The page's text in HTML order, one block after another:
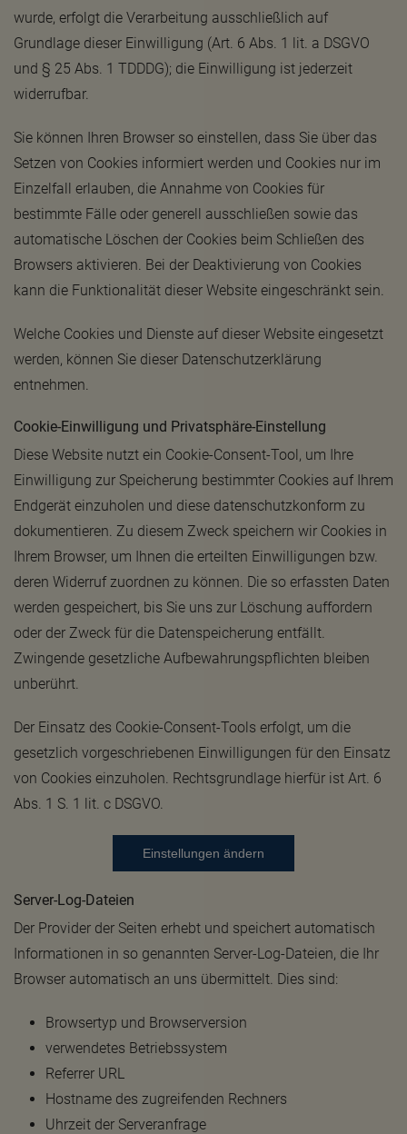
wurde, erfolgt die Verarbeitung ausschließlich auf
Grundlage dieser Einwilligung (Art. 6 Abs. 1 lit. a DSGVO
und § 25 Abs. 1 TDDDG); die Einwilligung ist jederzeit
widerrufbar.
Sie können Ihren Browser so einstellen, dass Sie über das
Setzen von Cookies informiert werden und Cookies nur im
Einzelfall erlauben, die Annahme von Cookies für
bestimmte Fälle oder generell ausschließen sowie das
automatische Löschen der Cookies beim Schließen des
Browsers aktivieren. Bei der Deaktivierung von Cookies
kann die Funktionalität dieser Website eingeschränkt sein.
Welche Cookies und Dienste auf dieser Website eingesetzt
werden, können Sie dieser Datenschutzerklärung
entnehmen.
Cookie-Einwilligung und Privatsphäre-Einstellung
Diese Website nutzt ein Cookie-Consent-Tool, um Ihre
Einwilligung zur Speicherung bestimmter Cookies auf Ihrem
Endgerät einzuholen und diese datenschutzkonform zu
dokumentieren. Zu diesem Zweck speichern wir Cookies in
Ihrem Browser, um Ihnen die erteilten Einwilligungen bzw.
deren Widerruf zuordnen zu können. Die so erfassten Daten
werden gespeichert, bis Sie uns zur Löschung auffordern
oder der Zweck für die Datenspeicherung entfällt.
Zwingende gesetzliche Aufbewahrungspflichten bleiben
unberührt.
Der Einsatz des Cookie-Consent-Tools erfolgt, um die
gesetzlich vorgeschriebenen Einwilligungen für den Einsatz
von Cookies einzuholen. Rechtsgrundlage hierfür ist Art. 6
Abs. 1 S. 1 lit. c DSGVO.
Einstellungen ändern
Server-Log-Dateien
Der Provider der Seiten erhebt und speichert automatisch
Informationen in so genannten Server-Log-Dateien, die Ihr
Browser automatisch an uns übermittelt. Dies sind:
Browsertyp und Browserversion
verwendetes Betriebssystem
Referrer URL
Hostname des zugreifenden Rechners
Uhrzeit der Serveranfrage